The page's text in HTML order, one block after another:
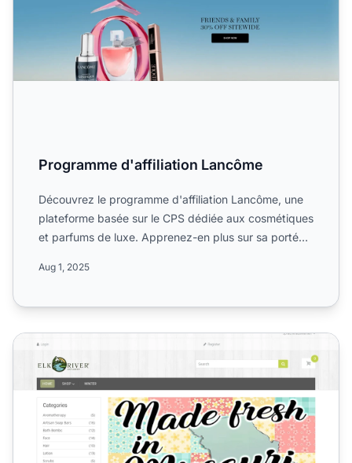
Programme d'affiliation Lancôme
Découvrez le programme d'affiliation Lancôme, une
plateforme basée sur le CPS dédiée aux cosmétiques
et parfums de luxe. Apprenez-en plus sur sa portée
Aug 1, 2025
Programme d’affiliation Elk River Soap Company